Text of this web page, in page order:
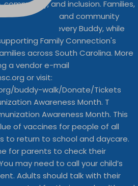
Awareness Month. T